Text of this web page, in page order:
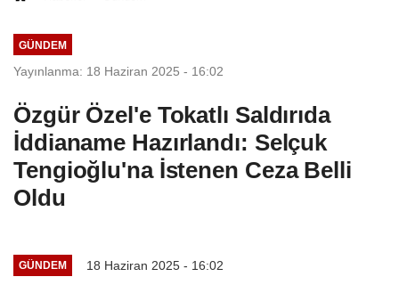
GÜNDEM
Yayınlanma: 18 Haziran 2025 - 16:02
Özgür Özel'e Tokatlı Saldırıda
İddianame Hazırlandı: Selçuk
Tengioğlu'na İstenen Ceza Belli
Oldu
GÜNDEM 18 Haziran 2025 - 16:02